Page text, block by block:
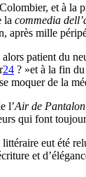
et à la
la commedia
après mille
patient du
24 ? »et à la fin
se moquer de
l’Air de Pantalon
qui font
eut été
et